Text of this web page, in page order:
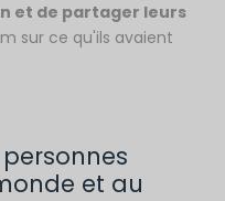
et de partager leurs
sur ce qu'ils avaient
et au